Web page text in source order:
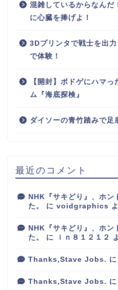
混雑しているからなんだ
に心臓を捧げよ！
3Dプリンタで戦士を出
で体験！
【開封】ボドゲにハマ
ム『海底探検』
ダイソーの青竹踏みで足
最近のコメント
NHK『サキどり』、ホン
た。
に voidgraphics
NHK『サキどり』、ホン
た。
に ｉｎ８１２１２
Thanks,Stave Jobs. に
Thanks,Stave Jobs. に